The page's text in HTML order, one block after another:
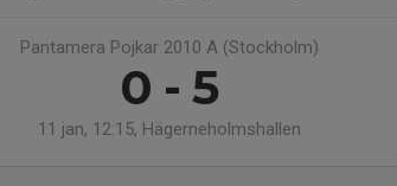
Pantamera Pojkar 2010 A (Stockholm)
0 - 5
11 jan, 12:15, Hägerneholmshallen